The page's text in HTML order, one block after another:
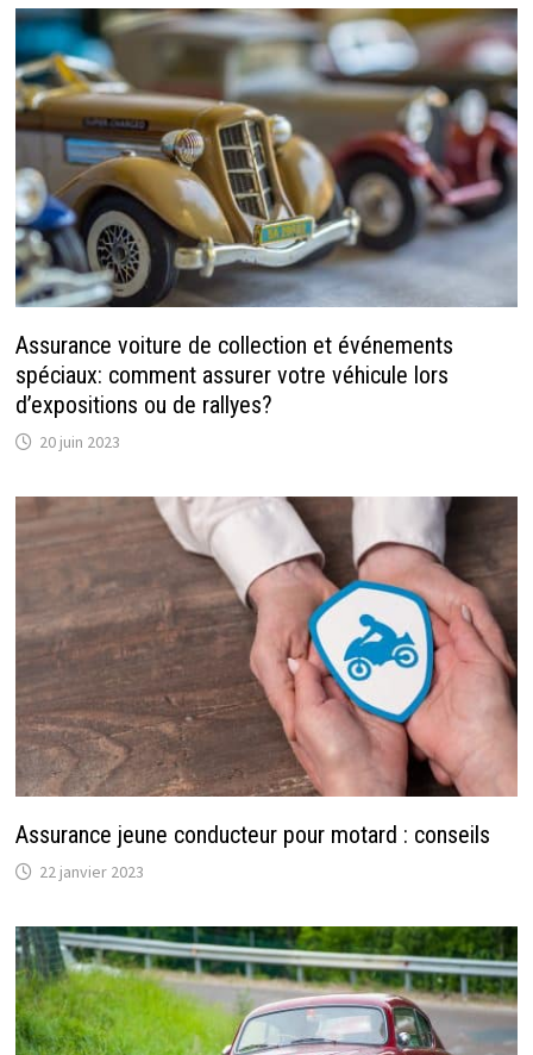
Assurance voiture de collection et événements
spéciaux: comment assurer votre véhicule lors
d’expositions ou de rallyes?
20 juin 2023
Assurance jeune conducteur pour motard : conseils
22 janvier 2023